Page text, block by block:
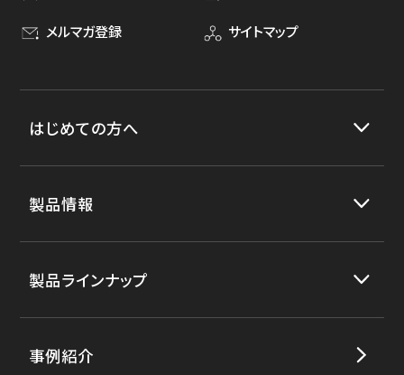
メルマガ登録 サイトマップ
はじめての方へ
製品情報
製品ラインナップ
事例紹介